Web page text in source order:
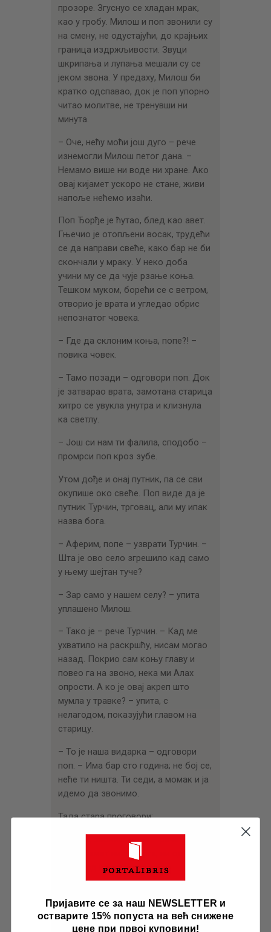
прозоре. Згуснуо се хладан мрак,
као у гробу. Милош и поп звонили су
на смену, не одустајући, до крајњих
граница издржљивости. Звуци
шкрипања и лупања мешали су се
јеком звона. У предаху, Милош би
кратко одспавао, док је поп упорно
читао молитве, не тренувши ни
минута.
– Оче, нећу моћи још дуго – рече
изнемогли Милош петог дана. –
Немамо више ни воде ни хране. Ако
овај кијамет ускоро не стане, живи
напоље нећемо изаћи.
Поп Ђорђе је ћутао, блед као авет.
Гњечио је отопљени восак, трудећи
се да направи свеће, како бар не би
скончали у мраку. У неко доба
учини му се да чује рзање коња.
Тешком муком, борећи се с ветром,
отворио је врата и угледао обрис
непознатог човека.
– Где да склоним коња, попе?! –
повика човек.
– Тамо позади – одговори поп. Док
је затварао врата, замотана старица
хитро се увукла унутра и клизнула
ка светлу.
– Још си нам ти фалила, сподобо –
промрси поп кроз зубе.
Утом дође и онај путник, па се сви
окупише око свеће. Поп виде да је
путник Турчин, трговац, али му ипак
назва бога.
– Аферим, попе – узврати Турчин. –
Шта је ово село згрешило кад само
у њему шејтан туче?
– Зар само у нашем селу? – упита
уплашено Милош.
– Тако је – рече Турчин. – Кад ме
ухватило на раскршћу, нисам могао
назад. Покрио сам коњу главу и
повео га на звоно, нека ми Алах
опрости. А ко је овај акреп што
мумла у травке? – упита, с
нелагодом, показујући главом на
старицу.
– То је наша видарка – одговори
поп. – Има бар сто година; не бој се,
неће ти ништа. Ти седи, а момак и ја
идемо да звонимо.
Тада стара проговори:
– Залуд звониш, попе – рече. – Није
овај кијамет ни од Бога, ни од онога.
Ово је од клетве.
узвикну поп Ђорђе. – Ко је бацио
клетву?
Пријавите се за наш NEWSLETTER и
остварите 15% попуста на већ снижене
цене при првој куповини!